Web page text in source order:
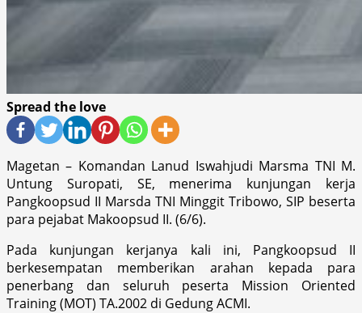
Spread the love
Magetan – Komandan Lanud Iswahjudi Marsma TNI M.
Untung Suropati, SE, menerima kunjungan kerja
Pangkoopsud II Marsda TNI Minggit Tribowo, SIP beserta
para pejabat Makoopsud II. (6/6).
Pada kunjungan kerjanya kali ini, Pangkoopsud II
berkesempatan memberikan arahan kepada para
penerbang dan seluruh peserta Mission Oriented
Training (MOT) TA.2002 di Gedung ACMI.